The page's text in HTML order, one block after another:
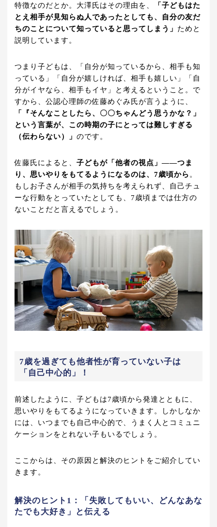
特徴なのだとか。大澤氏はその理由を、
「子どもはた
とえ相手が見知らぬ人であったとしても、自分の友だ
ちのことについて知っていると思ってしまう」 ためと
説明しています。
つまり子どもは、「自分が知っているから、相手も知
っている」「自分が嬉しければ、相手も嬉しい」「自
分がイヤなら、相手もイヤ」と考えるということ。で
すから、公認心理師の佐藤めぐみ氏が言うように、
「『そんなことしたら、〇〇ちゃんどう思うかな？」
という言葉が、この時期の子にとっては難しすぎる
（伝わらない）」 のです。
佐藤氏によると、 子どもが「他者の視点」――つま
り、思いやりをもてるようになるのは、7歳頃から。
もしお子さんが相手の気持ちを考えられず、自己チュ
ーな行動をとっていたとしても、7歳頃までは仕方の
ないことだと言えるでしょう。
7歳を過ぎても他者性が育っていない子は
「自己中心的」！
前述したように、子どもは7歳頃から発達とともに、
思いやりをもてるようになっていきます。しかしなか
には、いつまでも自己中心的で、うまく人とコミュニ
ケーションをとれない子もいるでしょう。
ここからは、その原因と解決のヒントをご紹介してい
きます。
解決のヒント1：「失敗してもいい、どんなあな
たでも大好き」と伝える